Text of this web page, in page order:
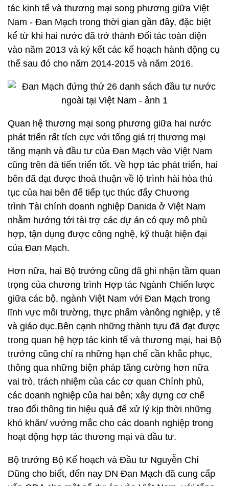
tác kinh tế và thương mại song phương giữa Việt
Nam - Đan Mạch trong thời gian gần đây, đặc biệt
kể từ khi hai nước đã trở thành Đối tác toàn diện
vào năm 2013 và ký kết các kế hoạch hành động cụ
thể sau đó cho năm 2014-2015 và năm 2016.
Quan hệ thương mại song phương giữa hai nước
phát triển rất tích cực với tổng giá trị thương mại
tăng mạnh và đầu tư của Đan Mạch vào Việt Nam
cũng trên đà tiến triển tốt. Về hợp tác phát triển, hai
bên đã đạt được thoả thuận về lộ trình hài hòa thủ
tục của hai bên để tiếp tục thúc đẩy Chương
trình Tài chính doanh nghiệp Danida ở Việt Nam
nhằm hướng tới tài trợ các dự án có quy mô phù
hợp, tận dụng được công nghệ, kỹ thuật hiện đại
của Đan Mạch.
Hơn nữa, hai Bộ trưởng cũng đã ghi nhận tầm quan
trọng của chương trình Hợp tác Ngành Chiến lược
giữa các bộ, ngành Việt Nam với Đan Mạch trong
lĩnh vực môi trường, thực phẩm vànông nghiệp, y tế
và giáo dục.Bên cạnh những thành tựu đã đạt được
trong quan hệ hợp tác kinh tế và thương mại, hai Bộ
trưởng cũng chỉ ra những hạn chế cần khắc phục,
thông qua những biện pháp tăng cường hơn nữa
vai trò, trách nhiệm của các cơ quan Chính phủ,
các doanh nghiệp của hai bên; xây dựng cơ chế
trao đổi thông tin hiệu quả để xử lý kịp thời những
khó khăn/ vướng mắc cho các doanh nghiệp trong
hoạt động hợp tác thương mại và đầu tư.
Bộ trưởng Bộ Kế hoạch và Đầu tư Nguyễn Chí
Dũng cho biết, đến nay DN Đan Mạch đã cung cấp